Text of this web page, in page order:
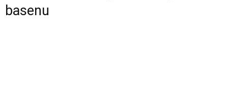
basenu